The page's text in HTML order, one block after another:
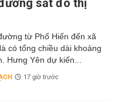
sắt đô thị
từ Phố Hiến đến xã
có tổng chiều dài khoảng
Hưng Yên dự kiến...
17 giờ trước